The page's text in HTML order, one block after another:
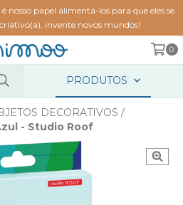
nosso papel alimentá-los para que eles se
invente novos mundos!
0
PRODUTOS
DECORATIVOS /
- Studio Roof